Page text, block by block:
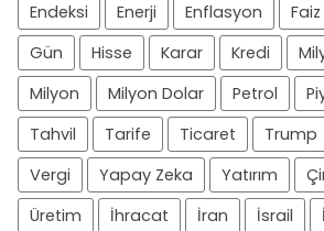
Endeksi
Enerji Enflasyon Faiz
Gün
Hisse Karar Kredi
Milyon
Milyon Dolar Petrol
Tahvil
Tarife Ticaret Trump
Vergi
Yapay Zeka Yatırım
Üretim
İhracat İran İsrail